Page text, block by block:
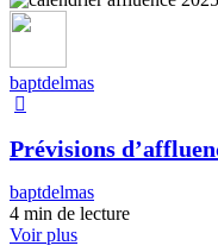
baptdelmas
Prévisions
baptdelmas
4 min de lecture
Voir plus